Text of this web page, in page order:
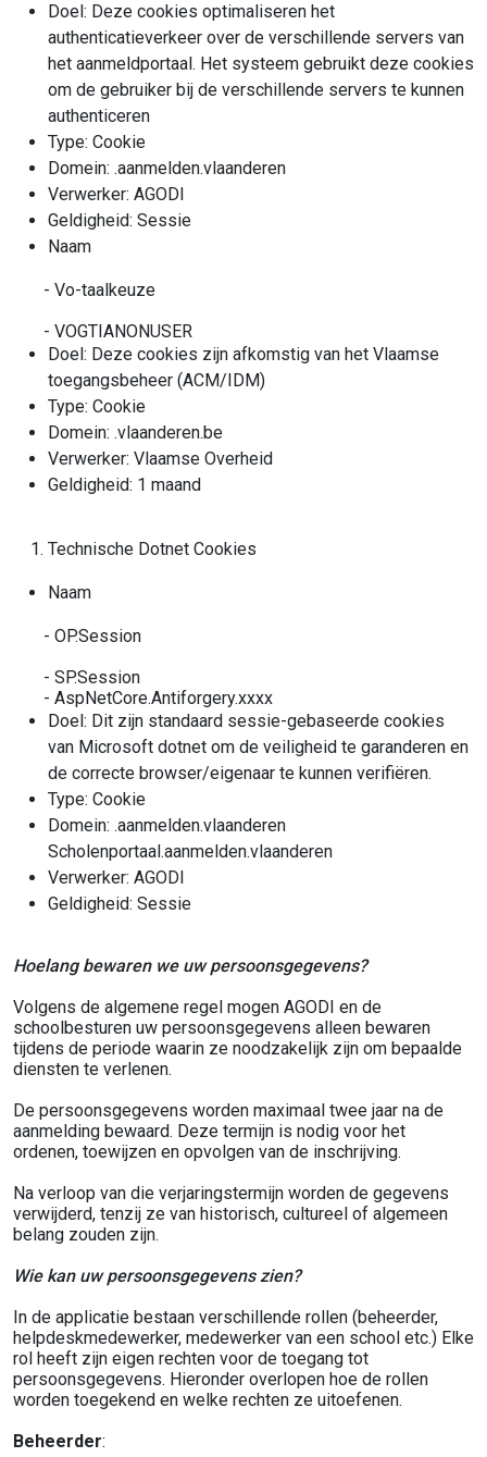
Doel: Deze cookies optimaliseren het
authenticatieverkeer over de verschillende servers van
het aanmeldportaal. Het systeem gebruikt deze cookies
om de gebruiker bij de verschillende servers te kunnen
authenticeren
Type: Cookie
Domein: .aanmelden.vlaanderen
Verwerker: AGODI
Geldigheid: Sessie
Naam
- Vo-taalkeuze
- VOGTIANONUSER
Doel: Deze cookies zijn afkomstig van het Vlaamse
toegangsbeheer (ACM/IDM)
Type: Cookie
Domein: .vlaanderen.be
Verwerker: Vlaamse Overheid
Geldigheid: 1 maand
Technische Dotnet Cookies
Naam
- OP.Session
- SP.Session
- AspNetCore.Antiforgery.xxxx
Doel: Dit zijn standaard sessie-gebaseerde cookies
van Microsoft dotnet om de veiligheid te garanderen en
de correcte browser/eigenaar te kunnen verifiëren.
Type: Cookie
Domein: .aanmelden.vlaanderen
Scholenportaal.aanmelden.vlaanderen
Verwerker: AGODI
Geldigheid: Sessie
Hoelang bewaren we uw persoonsgegevens?
Volgens de algemene regel mogen AGODI en de
schoolbesturen uw persoonsgegevens alleen bewaren
tijdens de periode waarin ze noodzakelijk zijn om bepaalde
diensten te verlenen.
De persoonsgegevens worden maximaal twee jaar na de
aanmelding bewaard. Deze termijn is nodig voor het
ordenen, toewijzen en opvolgen van de inschrijving.
Na verloop van die verjaringstermijn worden de gegevens
verwijderd, tenzij ze van historisch, cultureel of algemeen
belang zouden zijn.
Wie kan uw persoonsgegevens zien?
In de applicatie bestaan verschillende rollen (beheerder,
helpdeskmedewerker, medewerker van een school etc.) Elke
rol heeft zijn eigen rechten voor de toegang tot
persoonsgegevens. Hieronder overlopen hoe de rollen
worden toegekend en welke rechten ze uitoefenen.
Beheerder: